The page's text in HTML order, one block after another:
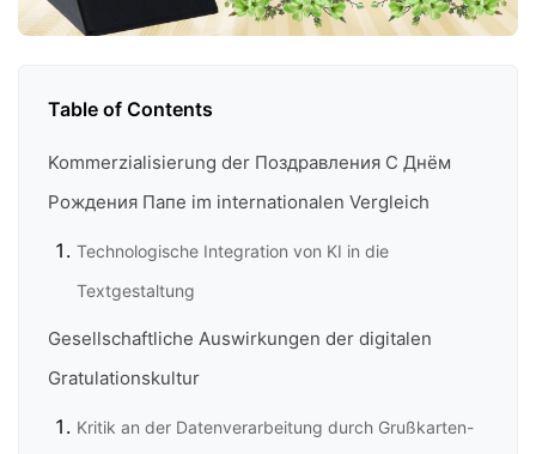
Table of Contents
Kommerzialisierung der Поздравления С Днём
Рождения Папе im internationalen Vergleich
Technologische Integration von KI in die
Textgestaltung
Gesellschaftliche Auswirkungen der digitalen
Gratulationskultur
Kritik an der Datenverarbeitung durch Grußkarten-